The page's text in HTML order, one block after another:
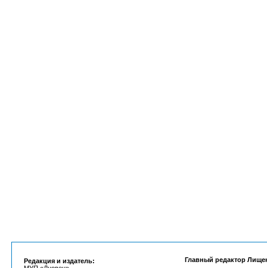
Редакция и издатель:
Главный редактор